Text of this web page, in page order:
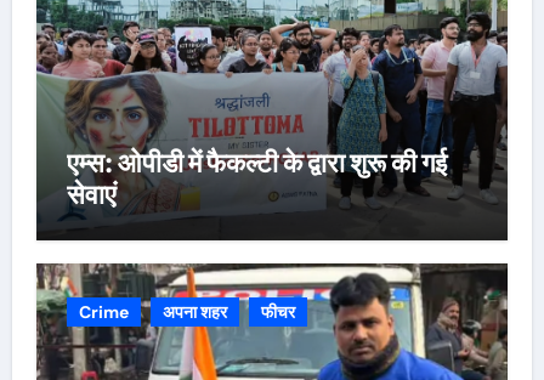
एम्स: ओपीडी में फैकल्टी के द्वारा शुरू की गई
सेवाएं
Crime अपना शहर फीचर